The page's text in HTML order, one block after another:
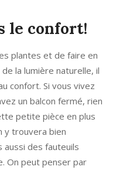
le confort!
plantes et de faire en
la lumière naturelle, il
confort. Si vous vivez
un balcon fermé, rien
petite pièce en plus
y trouvera bien
des fauteuils
On peut penser par